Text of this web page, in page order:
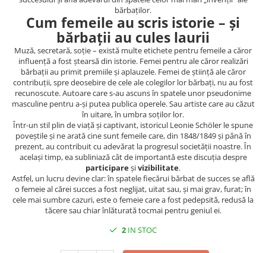
Noutăți
Reviste
Reviste
Capital
Evenimentul Istoric
Evenimentul istoric - editii
electronice
bărbaților.
Cum femeile au scris istorie – și
bărbații au cules laurii
Muză, secretară, soție – există multe etichete pentru femeile a căror
influență a fost ștearsă din istorie. Femei pentru ale căror realizări
bărbații au primit premiile și aplauzele. Femei de știință ale căror
contribuții, spre deosebire de cele ale colegilor lor bărbați, nu au fost
recunoscute. Autoare care s-au ascuns în spatele unor pseudonime
masculine pentru a-și putea publica operele. Sau artiste care au căzut
în uitare, în umbra soților lor.
Într-un stil plin de viață și captivant, istoricul Leonie Schöler le spune
poveștile și ne arată cine sunt femeile care, din 1848/1849 și până în
prezent, au contribuit cu adevărat la progresul societății noastre. În
același timp, ea subliniază cât de importantă este discuția despre
participareșivizibilitate.
Astfel, un lucru devine clar: în spatele fiecărui bărbat de succes se află
o femeie al cărei succes a fost neglijat, uitat sau, și mai grav, furat; în
cele mai sumbre cazuri, este o femeie care a fost pedepsită, redusă la
tăcere sau chiar înlăturată tocmai pentru geniul ei.
2 IN STOC